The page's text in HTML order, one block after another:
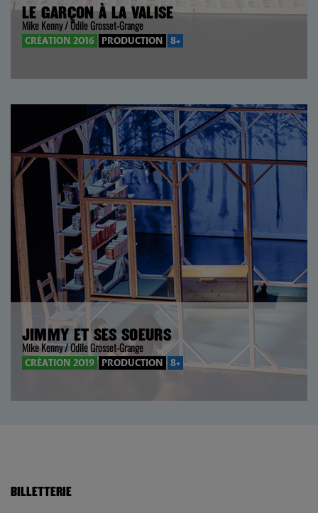
LE GARÇON À LA VALISE
Mike Kenny / Odile Grosset-Grange
CRÉATION 2016 PRODUCTION 8+
JIMMY ET SES SOEURS
Mike Kenny / Odile Grosset-Grange
CRÉATION 2019 PRODUCTION 8+
BILLETTERIE